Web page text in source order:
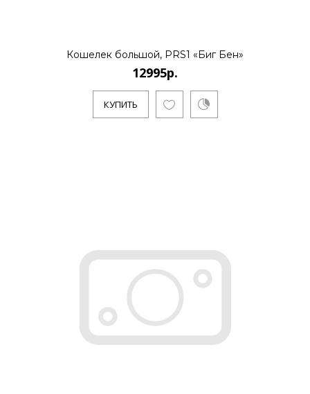
Кошелек большой, PRS1 «Биг Бен»
12995р.
КУПИТЬ